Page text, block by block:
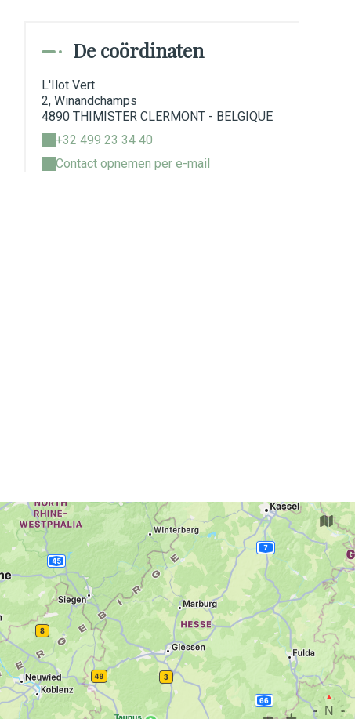
De coördinaten
L'Ilot Vert
2, Winandchamps
4890 THIMISTER CLERMONT - BELGIQUE
+32 499 23 34 40
Contact opnemen per e-mail